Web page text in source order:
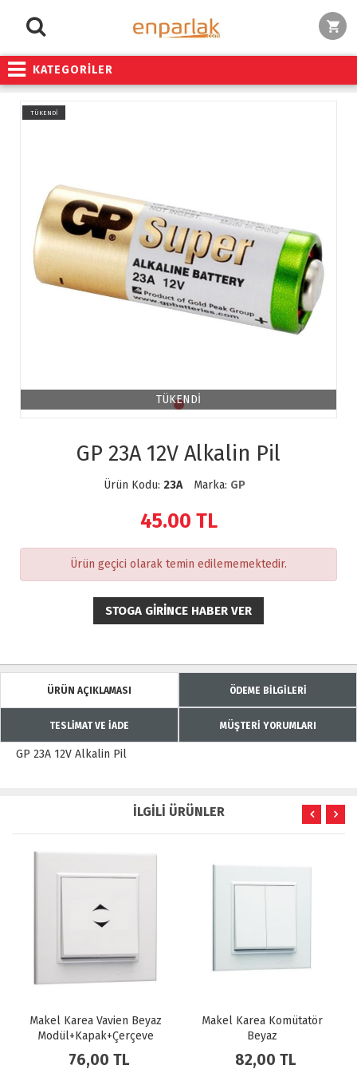
KATEGORİLER
TÜKENDİ
TÜKENDİ
GP 23A 12V Alkalin Pil
Ürün Kodu: 23A Marka: GP
45.00 TL
Ürün geçici olarak temin edilememektedir.
STOGA GIRINCE HABER VER
ÜRÜN AÇIKLAMASI ÖDEME BİLGİLERİ
TESLİMAT VE İADE MÜŞTERİ YORUMLARI
GP 23A 12V Alkalin Pil
İLGİLİ ÜRÜNLER
Makel Karea Vavien Beyaz
Modül+Kapak+Çerçeve
76,00 TL
Makel Karea Komütatör
Beyaz
Modül+Kapak+Çerçeve
82,00 TL